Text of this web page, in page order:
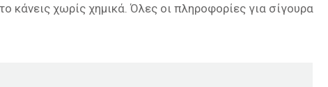
κάνεις χωρίς χημικά. Όλες οι πληροφορίες για σίγουρα